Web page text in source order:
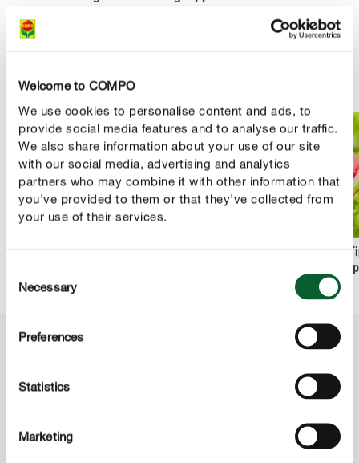
Welcome to COMPO
We use cookies to personalise content and ads, to
provide social media features and to analyse our traffic.
We also share information about your use of our site
with our social media, advertising and analytics
partners who may combine it with other information that
you’ve provided to them or that they’ve collected from
your use of their services.
Selection
Necessary
Preferences
Statistics
Marketing
Du möchtest dich über Pflegetipps informieren? Dann
und Schädlinge
Die besten